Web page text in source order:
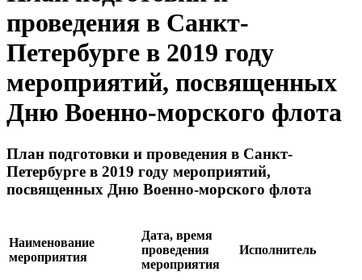
проведения в Санкт-
Петербурге в 2019 году
мероприятий, посвященных
Дню Военно-морского флота
План подготовки и проведения в Санкт-
Петербурге в 2019 году мероприятий,
посвященных Дню Военно-морского флота
Наименование
мероприятия
Дата, время
проведения
мероприятия
Исполнитель